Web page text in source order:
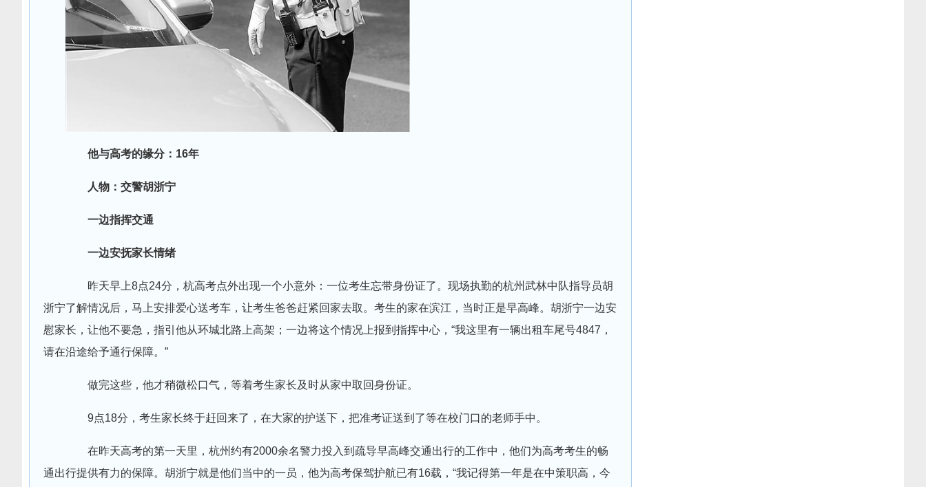
他与高考的缘分：16年
人物：交警胡浙宁
一边指挥交通
一边安抚家长情绪
昨天早上8点24分，杭高考点外出现一个小意外：一位考生忘带身份证了。现场执勤的杭州武林中队指导员胡
浙宁了解情况后，马上安排爱心送考车，让考生爸爸赶紧回家去取。考生的家在滨江，当时正是早高峰。胡浙宁一边安
慰家长，让他不要急，指引他从环城北路上高架；一边将这个情况上报到指挥中心，“我这里有一辆出租车尾号4847，
请在沿途给予通行保障。”
做完这些，他才稍微松口气，等着考生家长及时从家中取回身份证。
9点18分，考生家长终于赶回来了，在大家的护送下，把准考证送到了等在校门口的老师手中。
在昨天高考的第一天里，杭州约有2000余名警力投入到疏导早高峰交通出行的工作中，他们为高考考生的畅
通出行提供有力的保障。胡浙宁就是他们当中的一员，他为高考保驾护航已有16载，“我记得第一年是在中策职高，今